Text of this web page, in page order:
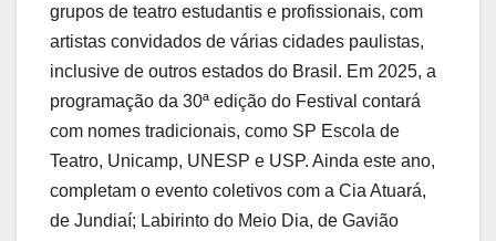
grupos de teatro estudantis e profissionais, com
artistas convidados de várias cidades paulistas,
inclusive de outros estados do Brasil. Em 2025, a
programação da 30ª edição do Festival contará
com nomes tradicionais, como SP Escola de
Teatro, Unicamp, UNESP e USP. Ainda este ano,
completam o evento coletivos com a Cia Atuará,
de Jundiaí; Labirinto do Meio Dia, de Gavião